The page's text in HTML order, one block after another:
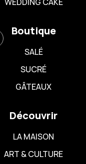
Boutique
SALÉ
SUCRÉ
GÂTEAUX
Découvrir
LA MAISON
ART & CULTURE